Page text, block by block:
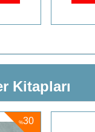
Kitapları
%30